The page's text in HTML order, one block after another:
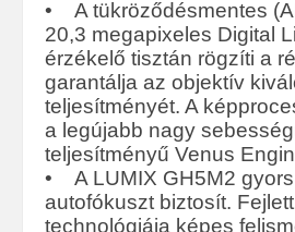
• A tükröződésmentes
20,3 megapixeles Digital
érzékelő tisztán rögzíti a
garantálja az objektív
teljesítményét. A
a legújabb nagy
teljesítményű Venus
• A LUMIX GH5M2
autofókuszt biztosít.
technológiája képes